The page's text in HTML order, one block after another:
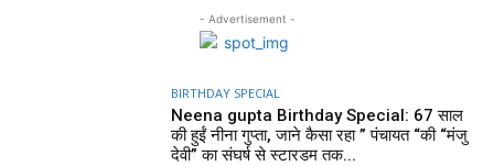
- Advertisement -
BIRTHDAY SPECIAL
Neena gupta Birthday Special: 67 साल
की हुईं नीना गुप्ता, जाने कैसा रहा ” पंचायत “की “मंजु
देवी” का संघर्ष से स्टारडम तक...